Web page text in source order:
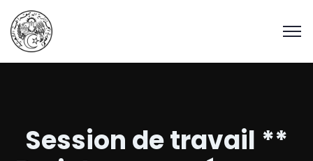
Session de travail **